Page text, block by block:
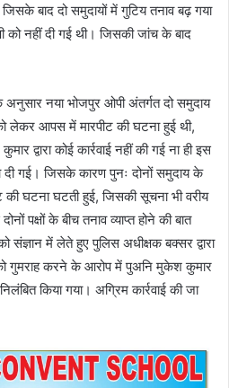
बाद दो समुदायों में गुटिय तनाव बढ़ गया
को नहीं दी गई थी। जिसकी जांच के बाद
अनुसार नया भोजपुर ओपी अंतर्गत दो समुदाय
आपस में मारपीट की घटना हुई थी,
द्वारा कोई कार्रवाई नहीं की गई ना ही इस
दी गई। जिसके कारण पुनः दोनों समुदाय के
की घटना घटती हुई, जिसकी सूचना भी वरीय
पक्षों के बीच तनाव व्याप्त होने की बात
में लेते हुए पुलिस अधीक्षक बक्सर द्वारा
को गुमराह करने के आरोप में पुअनि मुकेश कुमार
किया गया। अग्रिम कार्रवाई की जा